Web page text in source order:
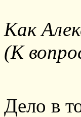
Как
(К
Дело в